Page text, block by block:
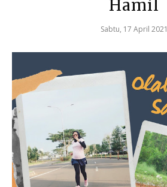
Hamil
Sabtu, 17 April 2021